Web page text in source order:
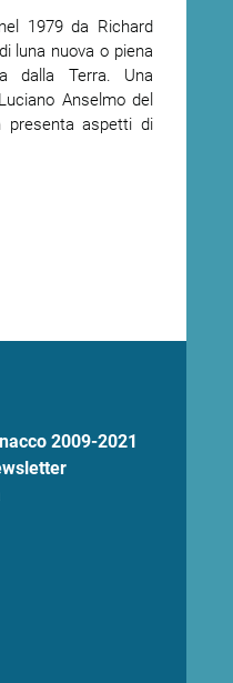
1979 da Richard
luna nuova o piena
dalla Terra. Una
Anselmo del
presenta aspetti di
2009-2021